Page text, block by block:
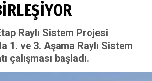
Raylı Sistem Projesi
1. ve 3. Aşama Raylı Sistem
çalışması başladı.